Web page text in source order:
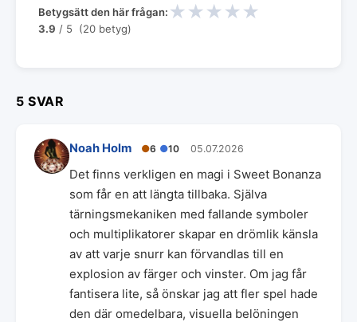
Betygsätt den här frågan: ★ ★ ★ ★ ★
3.9 / 5 (20 betyg)
5 SVAR
Noah Holm ●6 ●10 05.07.2026
Det finns verkligen en magi i Sweet Bonanza
som får en att längta tillbaka. Själva
tärningsmekaniken med fallande symboler
och multiplikatorer skapar en drömlik känsla
av att varje snurr kan förvandlas till en
explosion av färger och vinster. Om jag får
fantisera lite, så önskar jag att fler spel hade
den där omedelbara, visuella belöningen